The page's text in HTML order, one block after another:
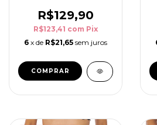
R$129,90
R$123,41 com Pix
6 x de R$21,65 sem juros
COMPRAR